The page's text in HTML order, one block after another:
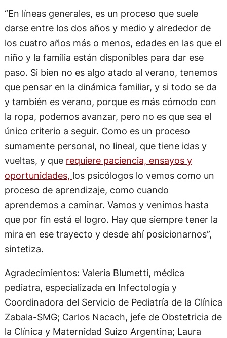
“En líneas generales, es un proceso que suele
darse entre los dos años y medio y alrededor de
los cuatro años más o menos, edades en las que el
niño y la familia están disponibles para dar ese
paso. Si bien no es algo atado al verano, tenemos
que pensar en la dinámica familiar, y si todo se da
y también es verano, porque es más cómodo con
la ropa, podemos avanzar, pero no es que sea el
único criterio a seguir. Como es un proceso
sumamente personal, no lineal, que tiene idas y
vueltas, y que requiere paciencia, ensayos y
oportunidades, los psicólogos lo vemos como un
proceso de aprendizaje, como cuando
aprendemos a caminar. Vamos y venimos hasta
que por fin está el logro. Hay que siempre tener la
mira en ese trayecto y desde ahí posicionarnos”,
sintetiza.
Agradecimientos: Valeria Blumetti, médica
pediatra, especializada en Infectología y
Coordinadora del Servicio de Pediatría de la Clínica
Zabala-SMG; Carlos Nacach, jefe de Obstetricia de
la Clínica y Maternidad Suizo Argentina; Laura